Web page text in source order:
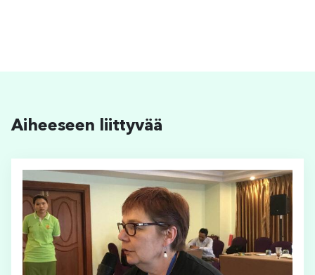
Aiheeseen liittyvää